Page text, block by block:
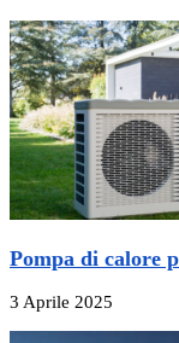
Pompa di calore
3 Aprile 2025